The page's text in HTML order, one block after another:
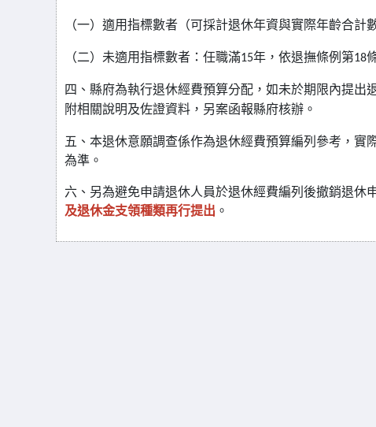
（一）適用指標數者（可採計退休年資與實際年齡合計
（二）未適用指標數者：任職滿15年，依退撫條例第18
四、縣府為執行退休經費預算分配，如未於期限內提
附相關說明及佐證資料，另案函報縣府核辦。
五、本退休意願調查係作為退休經費預算編列參考，
為準。
六、另為避免申請退休人員於退休經費編列後撤銷退休
及退休金支領種類再行提出 。